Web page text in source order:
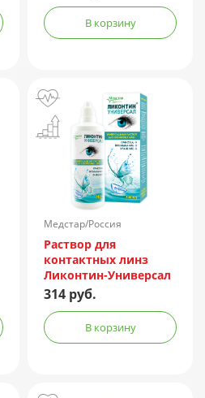
В корзину
Медстар/Россия
Раствор для
контактных линз
Ликонтин-Универсал
240мл
314 руб.
В корзину